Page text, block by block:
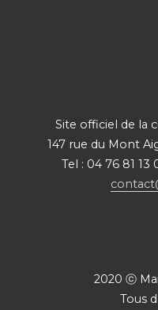
Site officiel de la
147 rue du Mont
Tel : 04 76 81 13
2020 ⓒ
Tous